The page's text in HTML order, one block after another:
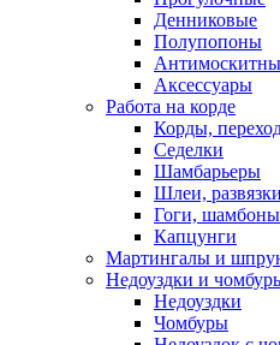
Денниковые
Полупопоны
Аксессуары
Работа на корде
Корды,
Седелки
Шамбарьеры
Шлеи, развязки
Гоги, шамбоны
Капцунги
Мартингалы и
Недоуздки и
Недоуздки
Чомбуры